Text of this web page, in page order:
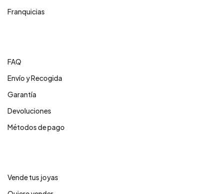
Franquicias
FAQ
Envío y Recogida
Garantía
Devoluciones
Métodos de pago
Vende tus joyas